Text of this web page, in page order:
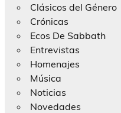
Clásicos del Género
Crónicas
Ecos De Sabbath
Entrevistas
Homenajes
Música
Noticias
Novedades